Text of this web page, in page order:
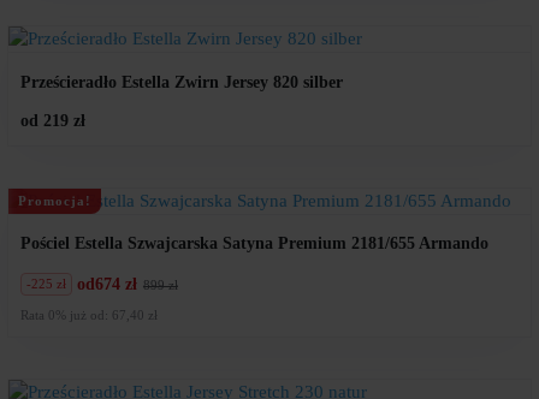
Prześcieradło Estella Zwirn Jersey 820 silber
od 219 zł
Promocja!
Pościel Estella Szwajcarska Satyna Premium 2181/655 Armando
od 899 zł
Pierwotna
cena
674 zł
Aktualna
cena
-225 zł
Rata 0% już od: 67,40 zł